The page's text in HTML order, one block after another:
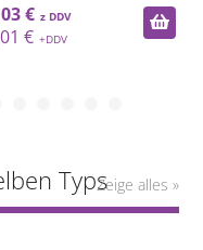
€
€
TypsZeige alles »